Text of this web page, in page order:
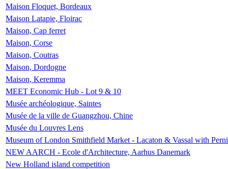
Maison Floquet, Bordeaux
Maison Latapie, Floirac
Maison, Cap ferret
Maison, Corse
Maison, Coutras
Maison, Dordogne
Maison, Keremma
MEET Economic Hub - Lot 9 & 10
Musée archéologique, Saintes
Musée de la ville de Guangzhou, Chine
Musée du Louvres Lens
Museum of London Smithfield Market - Lacaton & Vassal with
NEW AARCH - Ecole d'Architecture, Aarhus Danemark
New Holland island competition